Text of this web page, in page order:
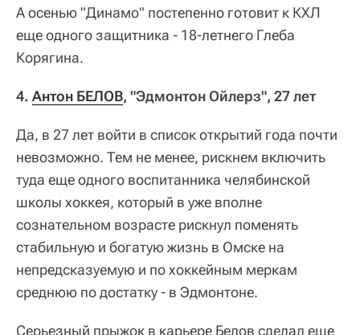
А осенью "Динамо" постепенно готовит к КХЛ
еще одного защитника - 18-летнего Глеба
Корягина.
4. Антон БЕЛОВ, "Эдмонтон Ойлерз", 27 лет
Да, в 27 лет войти в список открытий года почти
невозможно. Тем не менее, рискнем включить
туда еще одного воспитанника челябинской
школы хоккея, который в уже вполне
сознательном возрасте рискнул поменять
стабильную и богатую жизнь в Омске на
непредсказуемую и по хоккейным меркам
среднюю по достатку - в Эдмонтоне.
Серьезный прыжок в карьере Белов сделал еще